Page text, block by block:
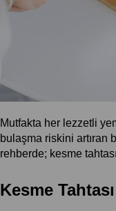
Mutfakta her lezzetli
bulaşma riskini artıran
rehberde; kesme
Kesme